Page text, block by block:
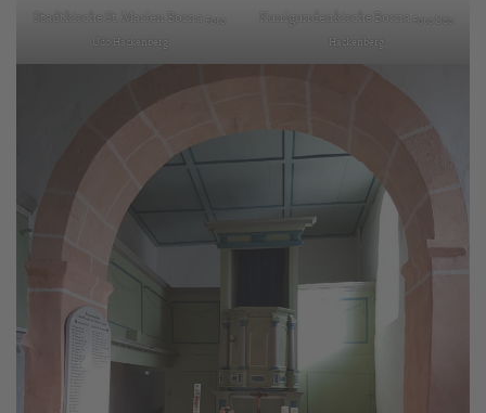
Stadtkirche St. Marien Borna Foto
Udo Hackenberg
Kunigundenkirche Borna Foto Udo
Hackenberg